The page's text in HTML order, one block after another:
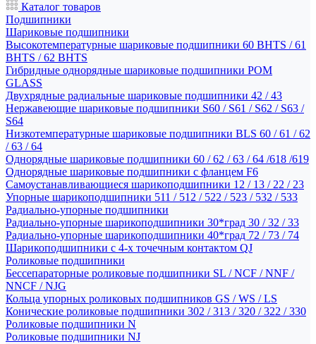
Каталог товаров
Подшипники
Шариковые подшипники
Высокотемпературные шариковые подшипники 60 BHTS / 61
BHTS / 62 BHTS
Гибридные однорядные шариковые подшипники POM
GLASS
Двухрядные радиальные шариковые подшипники 42 / 43
Нержавеющие шариковые подшипники S60 / S61 / S62 / S63 /
S64
Низкотемпературные шариковые подшипники BLS 60 / 61 / 62
/ 63 / 64
Однорядные шариковые подшипники 60 / 62 / 63 / 64 /618 /619
Однорядные шариковые подшипники с фланцем F6
Самоустанавливающиеся шарикоподшипники 12 / 13 / 22 / 23
Упорные шарикоподшипники 511 / 512 / 522 / 523 / 532 / 533
Радиально-упорные подшипники
Радиально-упорные шарикоподшипники 30*град 30 / 32 / 33
Радиально-упорные шарикоподшипники 40*град 72 / 73 / 74
Шарикоподшипники с 4-х точечным контактом QJ
Роликовые подшипники
Бессепараторные роликовые подшипники SL / NCF / NNF /
NNCF / NJG
Кольца упорных роликовых подшипников GS / WS / LS
Конические роликовые подшипники 302 / 313 / 320 / 322 / 330
Роликовые подшипники N
Роликовые подшипники NJ